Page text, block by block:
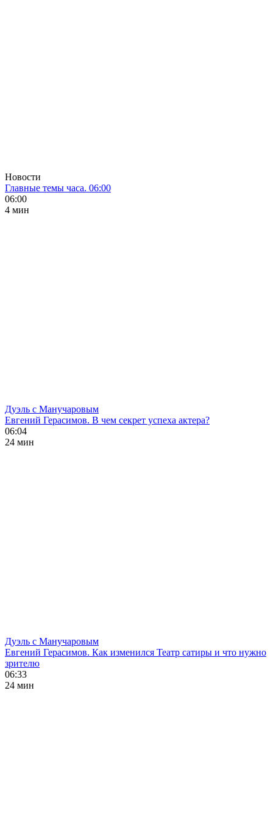
Новости
Главные темы часа. 06:00
06:00
4 мин
Дуэль с Манучаровым
Евгений Герасимов. В чем секрет успеха актера?
06:04
24 мин
Дуэль с Манучаровым
Евгений Герасимов. Как изменился Театр сатиры и что нужно
зрителю
06:33
24 мин